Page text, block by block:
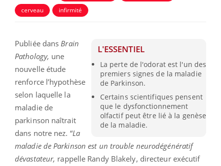
cerveau
infirmité
L'ESSENTIEL
La perte de l'odorat est l'un des
premiers signes de la maladie
de Parkinson.
Certains scientifiques pensent
que le dysfonctionnement
olfactif peut être lié à la genèse
de la maladie.
Publiée dans Brain
Pathology, une
nouvelle étude
renforce l’hypothèse
selon laquelle la
maladie de
parkinson naîtrait
dans notre nez. “La
maladie de Parkinson est un trouble neurodégénératif
dévastateur, rappelle Randy Blakely, directeur exécutif